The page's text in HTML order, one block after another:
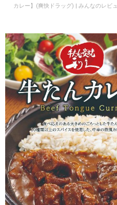
カレー】(爽快ドラッグ) | みんなのレビ